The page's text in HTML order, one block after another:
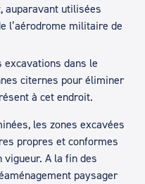
auparavant utilisées
l’aérodrome militaire de
excavations dans le
citernes pour éliminer
à cet endroit.
les zones excavées
propres et conformes
A la fin des
paysager